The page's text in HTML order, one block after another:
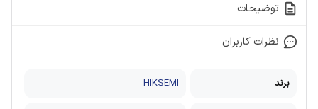
توضیحات
نظرات کاربران
برند HIKSEMI